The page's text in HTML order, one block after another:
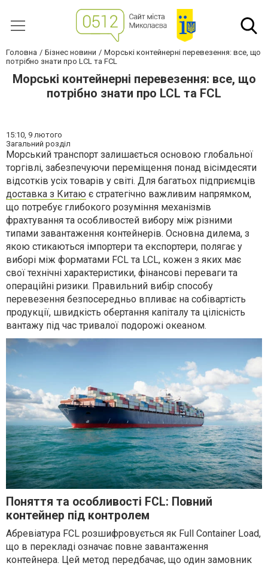
Головна Бізнес новини
Морські контейнерні перевезення: все, що
потрібно знати про LCL та FCL
Морські контейнерні перевезення: все, що
потрібно знати про LCL та FCL
15:10, 9 лютого
Загальний розділ
Морський транспорт залишається основою глобальної
торгівлі, забезпечуючи переміщення понад вісімдесяти
відсотків усіх товарів у світі. Для багатьох підприємців
доставка з Китаю є стратегічно важливим напрямком,
що потребує глибокого розуміння механізмів
фрахтування та особливостей вибору між різними
типами завантаження контейнерів. Основна дилема, з
якою стикаються імпортери та експортери, полягає у
виборі між форматами FCL та LCL, кожен з яких має
свої технічні характеристики, фінансові переваги та
операційні ризики. Правильний вибір способу
перевезення безпосередньо впливає на собівартість
продукції, швидкість обертання капіталу та цілісність
вантажу під час тривалої подорожі океаном.
Поняття та особливості FCL: Повний
контейнер під контролем
Абревіатура FCL розшифровується як Full Container Load,
що в перекладі означає повне завантаження
контейнера. Цей метод передбачає, що один замовник